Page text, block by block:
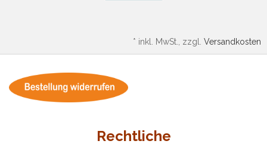
* inkl. MwSt., zzgl. Versandkosten
Rechtliche